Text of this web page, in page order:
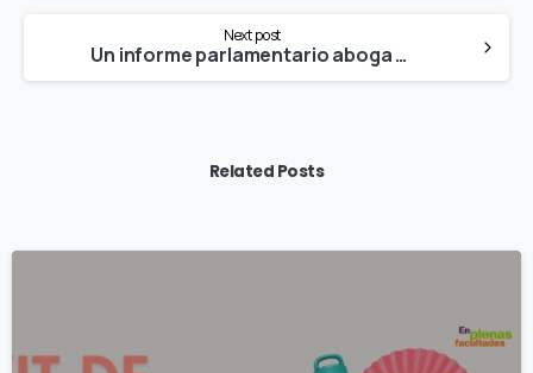
Next post
Un informe parlamentario aboga por aumentar el gasto público en atención a las Drogodependencias
Related Posts